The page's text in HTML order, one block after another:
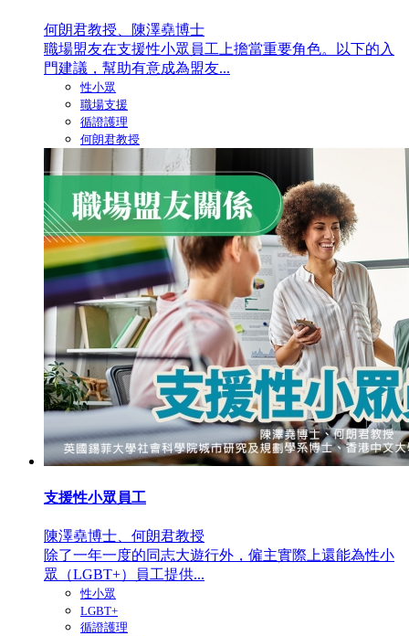
何朗君教授、陳澤堯博士
職場盟友在支援性小眾員工上擔當重要角色。以下的入
門建議，幫助有意成為盟友...
性小眾
職場支援
循證護理
何朗君教授
支援性小眾員工
陳澤堯博士、何朗君教授
除了一年一度的同志大遊行外，僱主實際上還能為性小
眾（LGBT+）員工提供...
性小眾
LGBT+
循證護理